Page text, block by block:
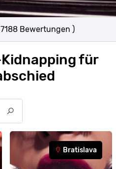
7188 Bewertungen )
für
Bratislava